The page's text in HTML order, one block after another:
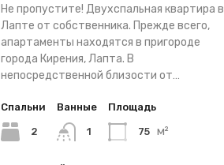
Не пропустите! Двухспальная квартира в
Лапте от собственника. Прежде всего,
апартаменты находятся в пригороде
города Кирения, Лапта. В
непосредственной близости от…
Спальни
2
Ванные
1
Площадь
75 м²